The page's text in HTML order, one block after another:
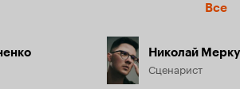
Все
Николай
Сценарист